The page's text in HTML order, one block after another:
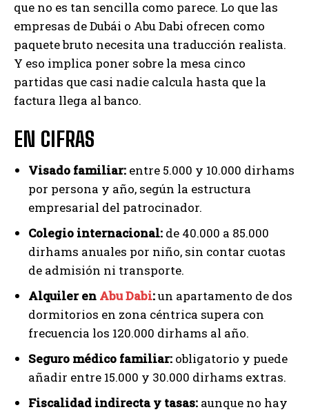
que no es tan sencilla como parece. Lo que las
empresas de Dubái o Abu Dabi ofrecen como
paquete bruto necesita una traducción realista.
Y eso implica poner sobre la mesa cinco
partidas que casi nadie calcula hasta que la
factura llega al banco.
EN CIFRAS
Visado familiar: entre 5.000 y 10.000 dirhams
por persona y año, según la estructura
empresarial del patrocinador.
Colegio internacional: de 40.000 a 85.000
dirhams anuales por niño, sin contar cuotas
de admisión ni transporte.
Alquiler en Abu Dabi:un apartamento de dos
dormitorios en zona céntrica supera con
frecuencia los 120.000 dirhams al año.
Seguro médico familiar: obligatorio y puede
añadir entre 15.000 y 30.000 dirhams extras.
Fiscalidad indirecta y tasas: aunque no hay